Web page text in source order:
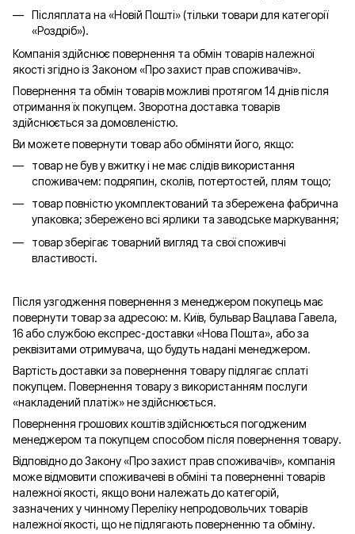
Післяплата на «Новій Пошті» (тільки товари для категорії
«Роздріб»).
Компанія здійснює повернення та обмін товарів належної
якості згідно із Законом «Про захист прав споживачів».
Повернення та обмін товарів можливі протягом 14 днів після
отримання їх покупцем. Зворотна доставка товарів
здійснюється за домовленістю.
Ви можете повернути товар або обміняти його, якщо:
товар не був у вжитку і не має слідів використання
споживачем: подряпин, сколів, потертостей, плям тощо;
товар повністю укомплектований та збережена фабрична
упаковка; збережено всі ярлики та заводське маркування;
товар зберігає товарний вигляд та свої споживчі
властивості.
Після узгодження повернення з менеджером покупець має
повернути товар за адресою: м. Київ, бульвар Вацлава Гавела,
16 або службою експрес-доставки «Нова Пошта», або за
реквізитами отримувача, що будуть надані менеджером.
Вартість доставки за повернення товару підлягає сплаті
покупцем. Повернення товару з використанням послуги
«накладений платіж» не здійснюється.
Повернення грошових коштів здійснюється погодженим
менеджером та покупцем способом після повернення товару.
Відповідно до Закону «Про захист прав споживачів», компанія
може відмовити споживачеві в обміні та поверненні товарів
належної якості, якщо вони належать до категорій,
зазначених у чинному Переліку непродовольчих товарів
належної якості, що не підлягають поверненню та обміну.